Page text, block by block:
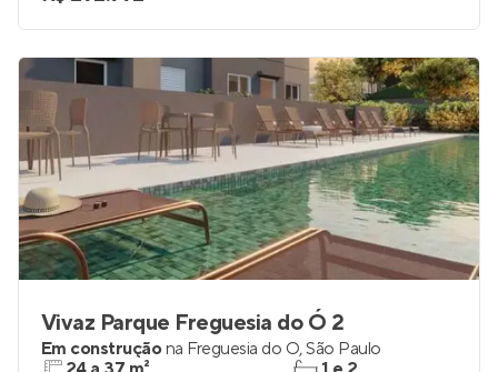
Vivaz Parque Freguesia do Ó 2
Em construçãona Freguesia do Ó,São Paulo